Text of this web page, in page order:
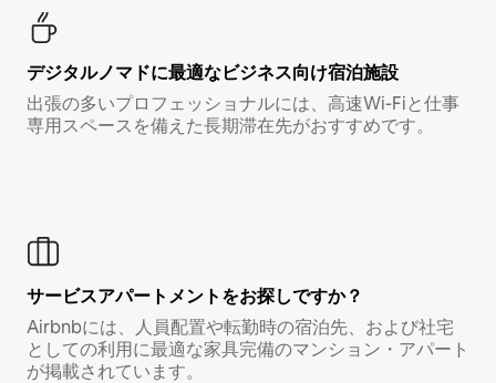
デジタルノマド⁠に最⁠適⁠なビ⁠ジ⁠ネ⁠ス⁠向⁠け宿⁠泊⁠施⁠設
出張の多いプロフェッショナルには、高速Wi-Fiと仕事
専用スペースを備えた長期滞在先がおすすめです。
サービスアパートメントをお探しですか？
Airbnbには、人員配置や転勤時の宿泊先、および社宅
としての利用に最適な家具完備のマンション・アパート
が掲載されています。